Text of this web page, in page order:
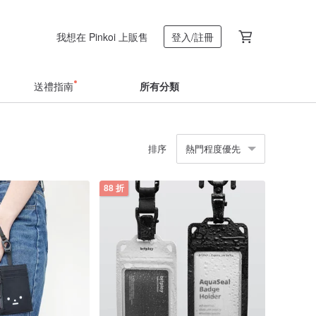
我想在 Pinkoi 上販售 登入/註冊
送禮指南 所有分類
排序 熱門程度優先
88 折